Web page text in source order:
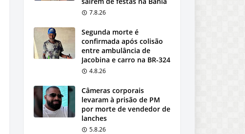
7.8.26
Segunda morte é
confirmada após colisão
entre ambulância de
Jacobina e carro na BR-324
4.8.26
Câmeras corporais
levaram à prisão de PM
por morte de vendedor de
lanches
5.8.26